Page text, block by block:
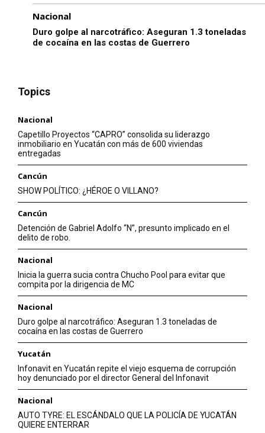
Nacional
Duro golpe al narcotráfico: Aseguran 1.3 toneladas
de cocaína en las costas de Guerrero
Topics
Nacional
Capetillo Proyectos “CAPRO” consolida su liderazgo
inmobiliario en Yucatán con más de 600 viviendas
entregadas
Cancún
SHOW POLÍTICO: ¿HÉROE O VILLANO?
Cancún
Detención de Gabriel Adolfo “N”, presunto implicado en el
delito de robo.
Nacional
Inicia la guerra sucia contra Chucho Pool para evitar que
compita por la dirigencia de MC
Nacional
Duro golpe al narcotráfico: Aseguran 1.3 toneladas de
cocaína en las costas de Guerrero
Yucatán
Infonavit en Yucatán repite el viejo esquema de corrupción
hoy denunciado por el director General del Infonavit
Nacional
AUTO TYRE: EL ESCÁNDALO QUE LA POLICÍA DE YUCATÁN
QUIERE ENTERRAR